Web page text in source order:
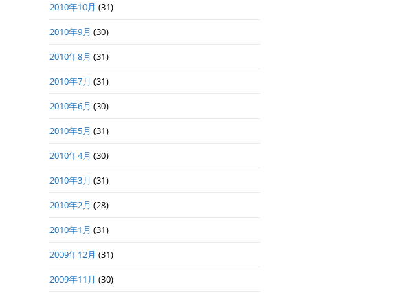
2010年10月 (31)
2010年9月 (30)
2010年8月 (31)
2010年7月 (31)
2010年6月 (30)
2010年5月 (31)
2010年4月 (30)
2010年3月 (31)
2010年2月 (28)
2010年1月 (31)
2009年12月 (31)
2009年11月 (30)